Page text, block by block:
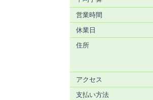
営業時間
休業日
住所
アクセス
支払い方法